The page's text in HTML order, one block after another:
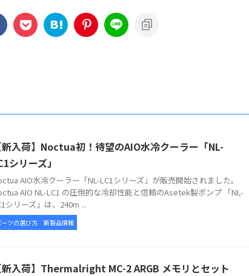
新入荷】Noctua初！待望のAIO水冷クーラー「NL-
シリーズ」
AIO水冷クーラー「NL-LC1シリーズ」が販売開始されました。
AIO NL-LC1 の圧倒的な冷却性能と信頼のAsetek製ポンプ 「NL-
シリーズ」は、240m ...
ーツの選び方 新製品情報
新入荷】Thermalright MC-2 ARGB メモリとセット